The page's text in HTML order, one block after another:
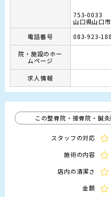
753-0033
山口県山口
電話番号
083-923-
院・施設のホー
ムページ
求人情報
この整骨院・接骨院・鍼
スタッフの対応
施術の内容
店内の清潔さ
金額